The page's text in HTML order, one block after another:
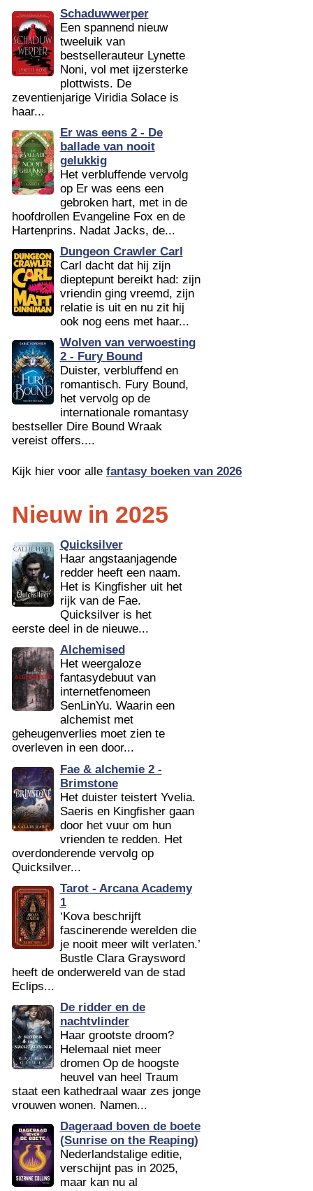
Schaduwwerper
Een spannend nieuw
tweeluik van
bestsellerauteur Lynette
Noni, vol met ijzersterke
plottwists. De
zeventienjarige Viridia Solace is
haar...
Er was eens 2 - De
ballade van nooit
gelukkig
Het verbluffende vervolg
op Er was eens een
gebroken hart, met in de
hoofdrollen Evangeline Fox en de
Hartenprins. Nadat Jacks, de...
Dungeon Crawler Carl
Carl dacht dat hij zijn
dieptepunt bereikt had: zijn
vriendin ging vreemd, zijn
relatie is uit en nu zit hij
ook nog eens met haar...
Wolven van verwoesting
2 - Fury Bound
Duister, verbluffend en
romantisch. Fury Bound,
het vervolg op de
internationale romantasy
bestseller Dire Bound Wraak
vereist offers....
Kijk hier voor alle fantasy boeken van 2026
Nieuw in 2025
Quicksilver
Haar angstaanjagende
redder heeft een naam.
Het is Kingfisher uit het
rijk van de Fae.
Quicksilver is het
eerste deel in de nieuwe...
Alchemised
Het weergaloze
fantasydebuut van
internetfenomeen
SenLinYu. Waarin een
alchemist met
geheugenverlies moet zien te
overleven in een door...
Fae & alchemie 2 -
Brimstone
Het duister teistert Yvelia.
Saeris en Kingfisher gaan
door het vuur om hun
vrienden te redden. Het
overdonderende vervolg op
Quicksilver...
Tarot - Arcana Academy
1
‘Kova beschrijft
fascinerende werelden die
je nooit meer wilt verlaten.’
Bustle Clara Graysword
heeft de onderwereld van de stad
Eclips...
De ridder en de
nachtvlinder
Haar grootste droom?
Helemaal niet meer
dromen Op de hoogste
heuvel van heel Traum
staat een kathedraal waar zes jonge
vrouwen wonen. Namen...
Dageraad boven de boete
(Sunrise on the Reaping)
Nederlandstalige editie,
verschijnt pas in 2025,
maar kan nu al